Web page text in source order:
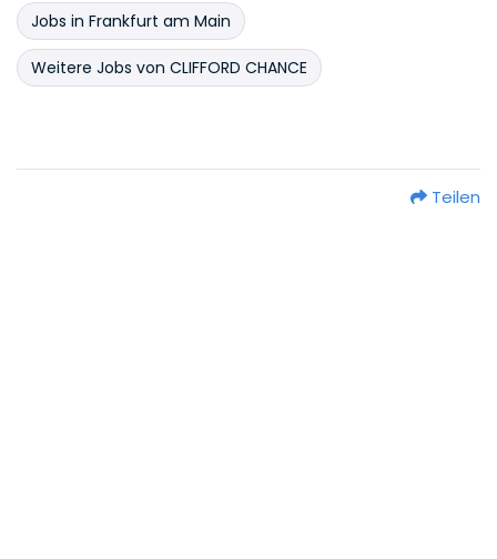
Jobs in Frankfurt am Main
Weitere Jobs von CLIFFORD CHANCE
Teilen